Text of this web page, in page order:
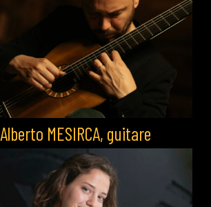
Alberto MESIRCA, guitare